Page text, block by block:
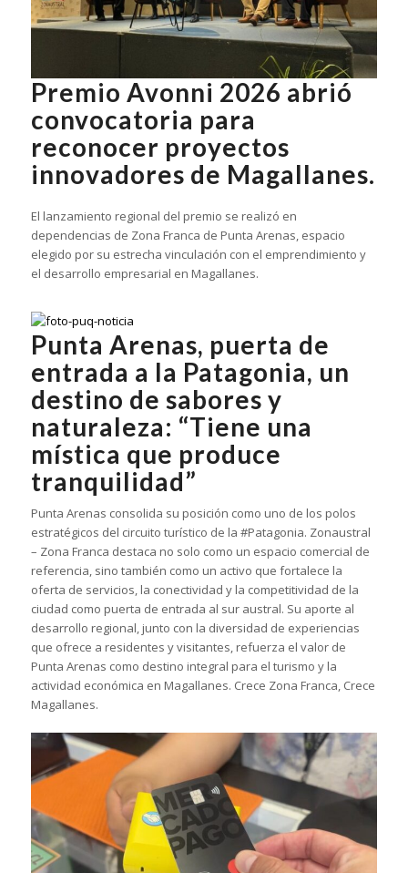
Premio Avonni 2026 abrió
convocatoria para
reconocer proyectos
innovadores de Magallanes.
El lanzamiento regional del premio se realizó en
dependencias de Zona Franca de Punta Arenas, espacio
elegido por su estrecha vinculación con el emprendimiento y
el desarrollo empresarial en Magallanes.
Punta Arenas, puerta de
entrada a la Patagonia, un
destino de sabores y
naturaleza: “Tiene una
mística que produce
tranquilidad”
Punta Arenas consolida su posición como uno de los polos
estratégicos del circuito turístico de la #Patagonia. Zonaustral
– Zona Franca destaca no solo como un espacio comercial de
referencia, sino también como un activo que fortalece la
oferta de servicios, la conectividad y la competitividad de la
ciudad como puerta de entrada al sur austral. Su aporte al
desarrollo regional, junto con la diversidad de experiencias
que ofrece a residentes y visitantes, refuerza el valor de
Punta Arenas como destino integral para el turismo y la
actividad económica en Magallanes. Crece Zona Franca, Crece
Magallanes.